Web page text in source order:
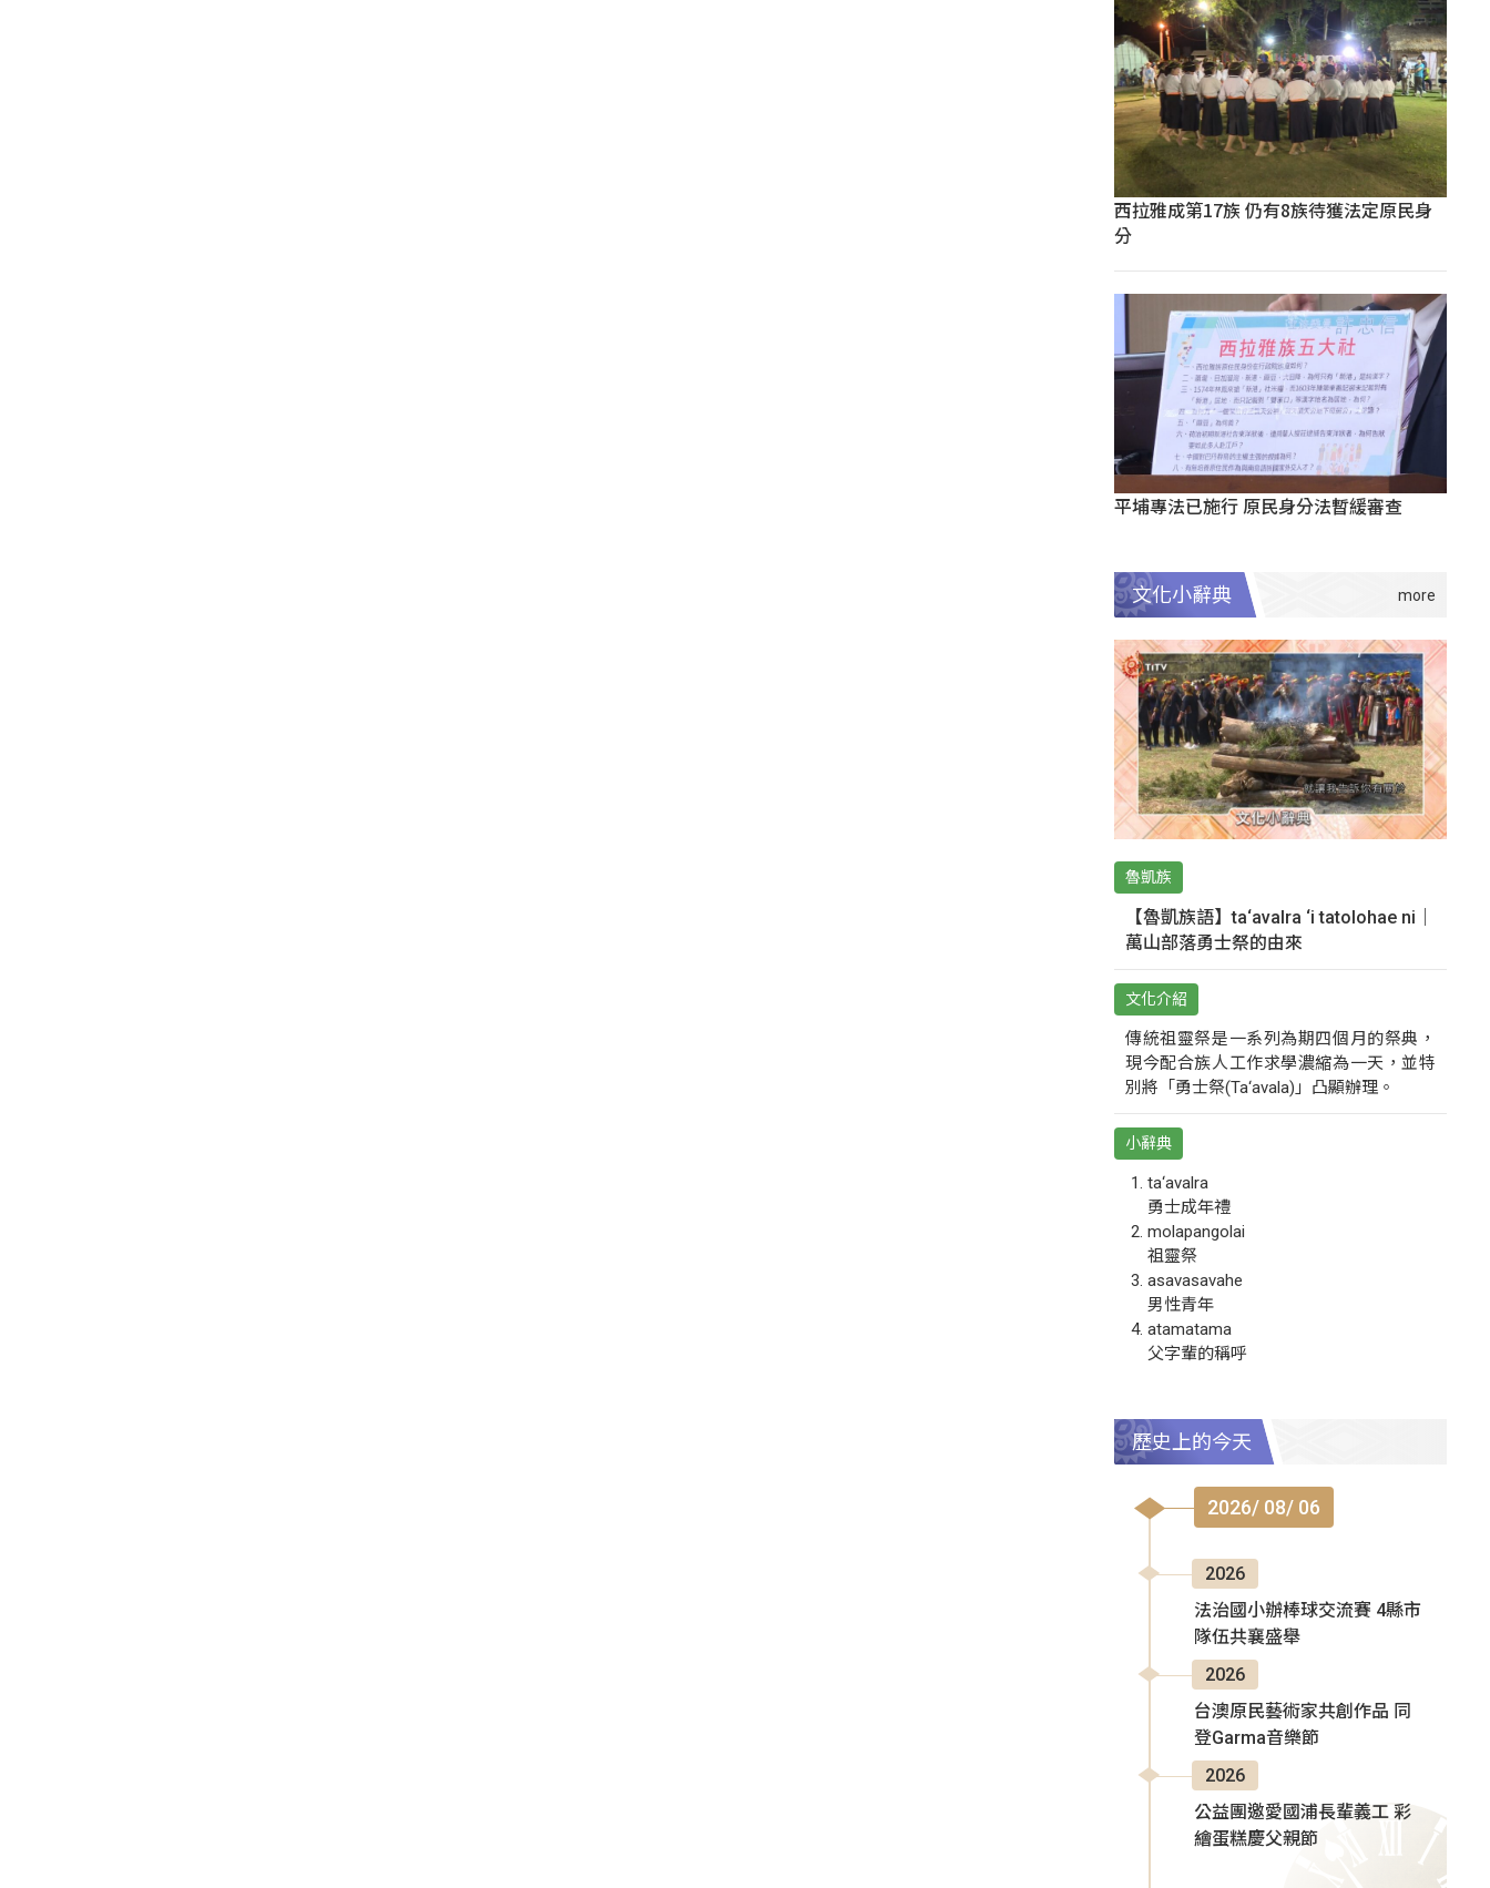
西拉雅成第17族 仍有8族待獲法定原民身
分
平埔專法已施行 原民身分法暫緩審查
文化小辭典
魯凱族
【魯凱族語】ta‘avalra ‘i tatolohae ni｜
萬山部落勇士祭的由來
文化介紹
傳統祖靈祭是一系列為期四個月的祭典，
現今配合族人工作求學濃縮為一天，並特
別將「勇士祭(Ta‘avala)」凸顯辦理。
小辭典
ta‘avalra
勇士成年禮
molapangolai
祖靈祭
asavasavahe
男性青年
atamatama
父字輩的稱呼
歷史上的今天
2026/ 08/ 06
2026
法治國小辦棒球交流賽 4縣市
隊伍共襄盛舉
2026
台澳原民藝術家共創作品 同
登Garma音樂節
2026
公益團邀愛國浦長輩義工 彩
繪蛋糕慶父親節